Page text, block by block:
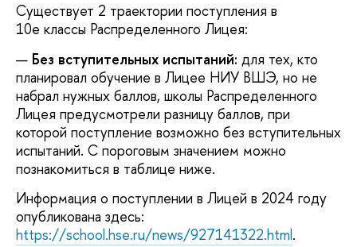
Существует 2 траектории поступления в
10е классы Распределенного Лицея:
Без вступительных испытаний: для тех, кто
планировал обучение в Лицее НИУ ВШЭ, но не
набрал нужных баллов, школы Распределенного
Лицея предусмотрели разницу баллов, при
которой поступление возможно без вступительных
испытаний. С пороговым значением можно
познакомиться в таблице ниже.
Информация о поступлении в Лицей в 2024 году
опубликована здесь:
https://school.hse.ru/news/927141322.html.